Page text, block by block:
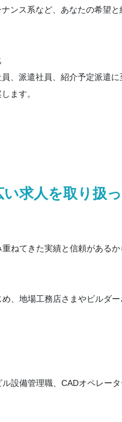
ンス系など、あなたの希望
、派遣社員、紹介予定派遣
ます。
求人を取り扱
ねてきた実績と信頼がある
、地場工務店さまやビルダ
設備管理職、CADオペレー